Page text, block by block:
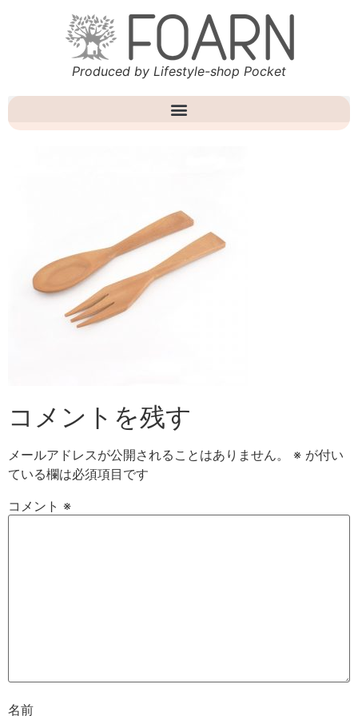
Produced by Lifestyle-shop Pocket
コメントを残す
メールアドレスが公開されることはありません。 ※ が付い
ている欄は必須項目です
コメント ※
名前